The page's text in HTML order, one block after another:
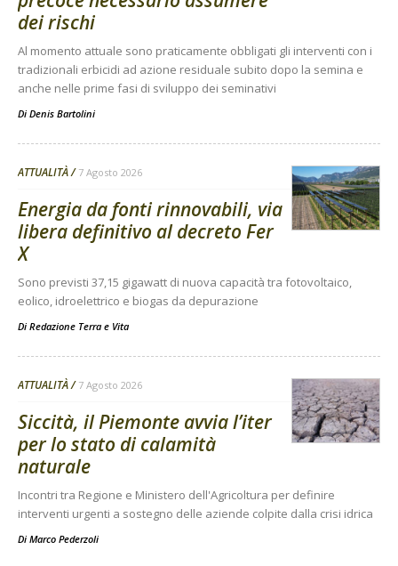
dei rischi
Al momento attuale sono praticamente obbligati gli interventi con i
tradizionali erbicidi ad azione residuale subito dopo la semina e
anche nelle prime fasi di sviluppo dei seminativi
Di Denis Bartolini
ATTUALITÀ 7 Agosto 2026
Energia da fonti rinnovabili, via
libera definitivo al decreto Fer
X
Sono previsti 37,15 gigawatt di nuova capacità tra fotovoltaico,
eolico, idroelettrico e biogas da depurazione
Di Redazione Terra e Vita
ATTUALITÀ 7 Agosto 2026
Siccità, il Piemonte avvia l’iter
per lo stato di calamità
naturale
Incontri tra Regione e Ministero dell'Agricoltura per definire
interventi urgenti a sostegno delle aziende colpite dalla crisi idrica
Di Marco Pederzoli